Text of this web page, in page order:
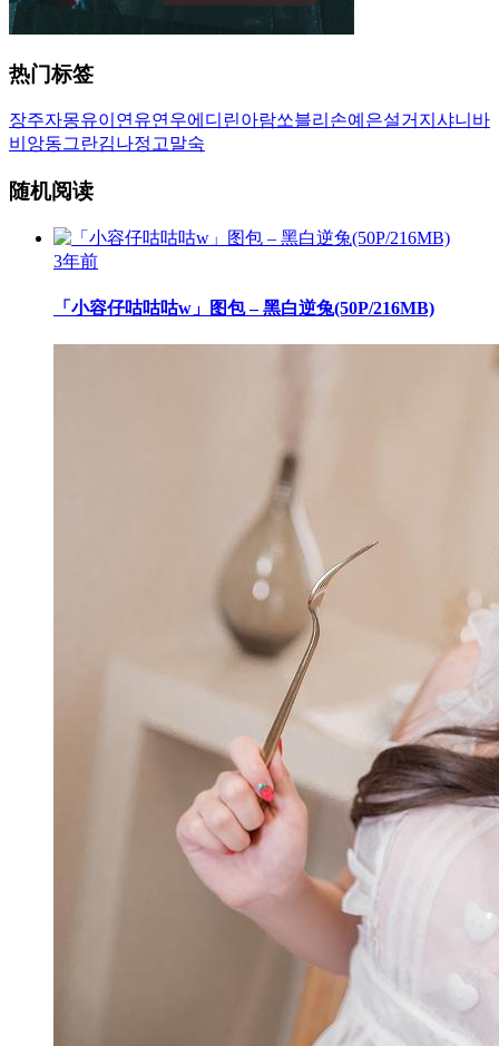
热门标签
장주자몽유이 연유연우에디린아람쏘블리 손예은설거지 샤니 바
비앙동그란김나정 고말숙
随机阅读
3年前
「小容仔咕咕咕w」图包 – 黑白逆兔(50P/216MB)